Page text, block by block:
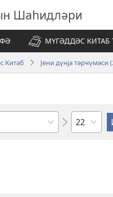
Шаһидләри
МҮГӘДДӘС
Китаб Јени дүнја
Фәсил